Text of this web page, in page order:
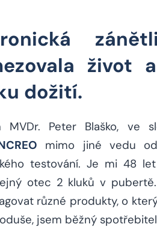
život
dožití.
MVDr. Peter Blaško, ve
mimo jiné vedu
testování. Je mi 48
otec 2 kluků v
různé produkty, o
jsem běžný